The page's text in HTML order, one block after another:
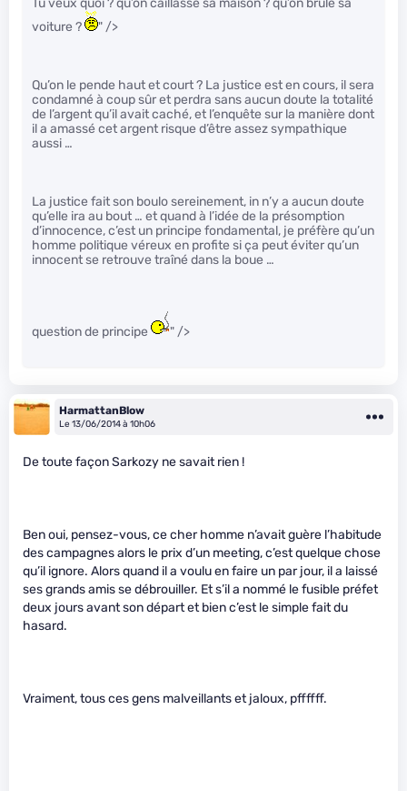
voiture ?
" />
Qu’on le pende haut et court ? La justice est en cours, il sera
condamné à coup sûr et perdra sans aucun doute la totalité
de l’argent qu’il avait caché, et l’enquête sur la manière dont
il a amassé cet argent risque d’être assez sympathique
aussi …
La justice fait son boulo sereinement, in n’y a aucun doute
qu’elle ira au bout … et quand à l’idée de la présomption
d’innocence, c’est un principe fondamental, je préfère qu’un
homme politique véreux en profite si ça peut éviter qu’un
innocent se retrouve traîné dans la boue …
question de principe " />
HarmattanBlow
Le 13/06/2014 à 10h06
De toute façon Sarkozy ne savait rien !
Ben oui, pensez-vous, ce cher homme n’avait guère l’habitude
des campagnes alors le prix d’un meeting, c’est quelque chose
qu’il ignore. Alors quand il a voulu en faire un par jour, il a laissé
ses grands amis se débrouiller. Et s’il a nommé le fusible préfet
deux jours avant son départ et bien c’est le simple fait du
hasard.
Vraiment, tous ces gens malveillants et jaloux, pffffff.